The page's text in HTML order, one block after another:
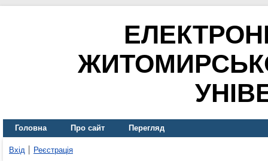
Головна Про сайт Перегляд
Вхід Реєстрація